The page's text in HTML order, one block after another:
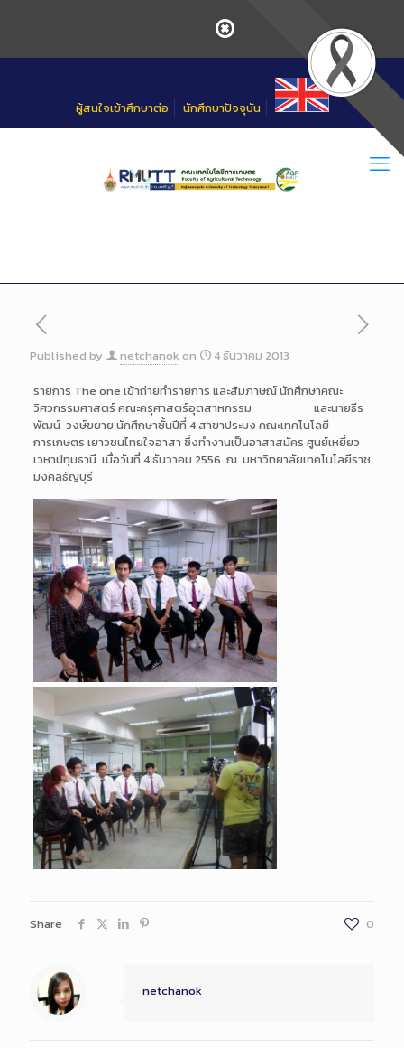
ผู้สนใจเข้าศึกษาต่อ นักศึกษาปัจจุบัน
Published by netchanok on 4 ธันวาคม 2013
รายการ The one เข้าถ่ายทำรายการ และสัมภาษณ์ นักศึกษาคณะ
วิศวกรรมศาสตร์ คณะครุศาสตร์อุตสาหกรรม และนายธีร
พัฒน์ วงษ์ขยาย นักศึกษาชั้นปีที่ 4 สาขาประมง คณะเทคโนโลยี
การเกษตร เยาวชนไทยใจอาสา ซึ่งทำงานเป็นอาสาสมัคร ศูนย์เหยี่ยว
เวหาปทุมธานี เมื่อวันที่ 4 ธันวาคม 2556 ณ มหาวิทยาลัยเทคโนโลยีราช
มงคลธัญบุรี
Share 0
netchanok